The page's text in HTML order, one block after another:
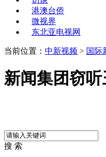
港澳台侨
微视界
东北亚电视网
当前位置： 中新视频 > 国际
新闻集团窃
搜 索